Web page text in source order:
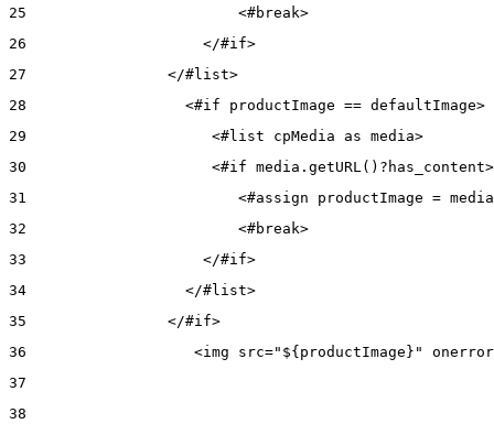
25
                        <#break>
26
                    </#if>
27
                </#list>
28
                  <#if productImage == defaultImage>
29
                     <#list cpMedia as media>
30
<#if
31
<#assign productImage =
32
                        <#break>
33
                    </#if>
34
                  </#list>
35
                </#if>
36
<img src="${productImage}"
37
38